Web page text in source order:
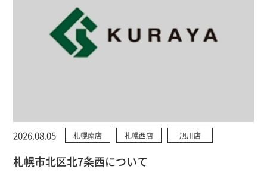
2026.08.05 札幌南店 札幌西店 旭川店
札幌市北区北7条西について